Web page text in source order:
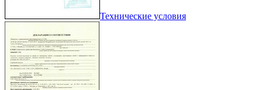
Технические условия